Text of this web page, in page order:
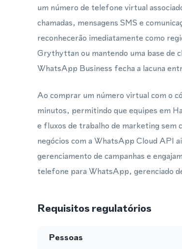
um número de telefone virtual
chamadas, mensagens SMS e
reconhecerão imediatamente como
Grythyttan ou mantendo uma base de
WhatsApp Business fecha a lacuna
Ao comprar um número virtual com o
minutos, permitindo que equipes em
e fluxos de trabalho de marketing sem
negócios com a WhatsApp Cloud API
gerenciamento de campanhas e
telefone para WhatsApp, gerenciado
Requisitos regulatórios
Pessoas